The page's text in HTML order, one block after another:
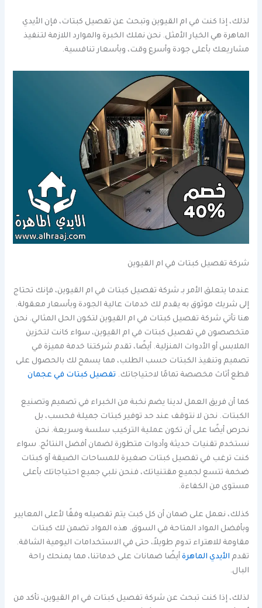
لذلك، إذا كنت في ام القيوين وتبحث عن تفصيل كبتات، فإن الأيدي
الماهرة هي الخيار الأمثل. نحن نملك الخبرة والموارد اللازمة لتنفيذ
مشاريعك بأعلى جودة وأسرع وقت، وبأسعار تنافسية.
شركة تفصيل كبتات في ام القيوين
عندما يتعلق الأمر بـ شركة تفصيل كبتات في ام القيوين، فإنك تحتاج
إلى شريك موثوق به يقدم لك خدمات عالية الجودة وبأسعار معقولة.
هنا تأتي شركة تفصيل كبتات في ام القيوين لتكون الحل المثالي. نحن
متخصصون في تفصيل كبتات في ام القيوين، سواء كانت لتخزين
الملابس أو الأدوات المنزلية. أيضًا، تقدم شركتنا خدمة مميزة في
تصميم وتنفيذ الكبتات حسب الطلب، مما يسمح لك بالحصول على
قطع أثاث مخصصة تمامًا لاحتياجاتك. تفصيل كبتات في عجمان
كما أن فريق العمل لدينا يضم نخبة من الخبراء في تصميم وتصنيع
الكبتات. نحن لا نتوقف عند حد توفير كبتات جميلة فحسب، بل
نحرص أيضًا على أن تكون عملية التركيب سلسة وسريعة. نحن
نستخدم تقنيات حديثة وأدوات متطورة لضمان أفضل النتائج. سواء
كنت ترغب في تفصيل كبتات صغيرة للمساحات الضيقة أو كبتات
ضخمة تتسع لجميع مقتنياتك، فنحن نلبي جميع احتياجاتك بأعلى
مستوى من الكفاءة.
كذلك، نعمل على ضمان أن كل كبت يتم تفصيله وفقًا لأعلى المعايير
وبأفضل المواد المتاحة في السوق. هذه المواد تضمن لك كبتات
مقاومة للاهتراء تدوم طويلاً، حتى في الاستخدامات اليومية الشاقة.
تقدم الأيدي الماهرة أيضًا ضمانات على خدماتنا، مما يمنحك راحة
البال.
لذلك، إذا كنت تبحث عن شركة تفصيل كبتات في ام القيوين، تأكد من